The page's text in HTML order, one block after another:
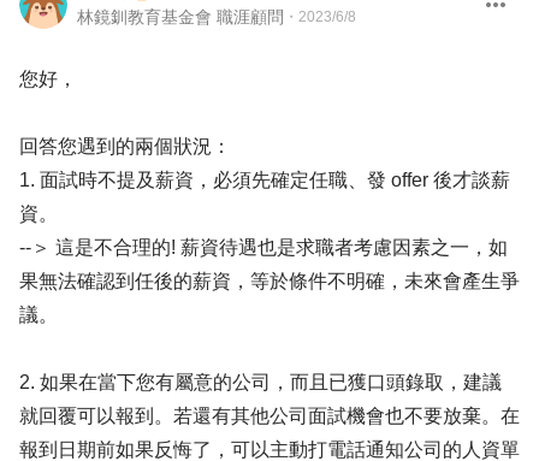
林鏡釧教育基金會 職涯顧問 ・ 2023/6/8
您好，
回答您遇到的兩個狀況：
1. 面試時不提及薪資，必須先確定任職、發 offer 後才談薪
資。
--＞ 這是不合理的! 薪資待遇也是求職者考慮因素之一，如
果無法確認到任後的薪資，等於條件不明確，未來會產生爭
議。
2. 如果在當下您有屬意的公司，而且已獲口頭錄取，建議
就回覆可以報到。若還有其他公司面試機會也不要放棄。在
報到日期前如果反悔了，可以主動打電話通知公司的人資單